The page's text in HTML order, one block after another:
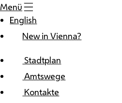
Menü
English
New in Vienna?
Stadtplan
Amtswege
Kontakte